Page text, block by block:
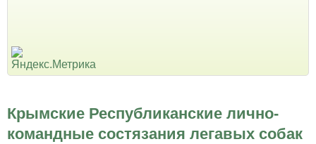
Крымские Республиканские лично-
командные состязания легавых собак